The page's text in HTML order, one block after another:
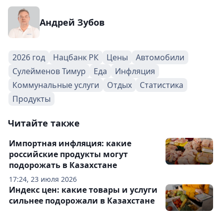
Андрей Зубов
2026 год Нацбанк РК Цены
Автомобили
Сулейменов Тимур
Еда
Инфляция
Коммунальные услуги
Отдых
Статистика
Продукты
Читайте также
17:24, 23 июля 2026
Импортная инфляция: какие
российские продукты могут
подорожать в Казахстане
Индекс цен: какие товары и услуги
сильнее подорожали в Казахстане